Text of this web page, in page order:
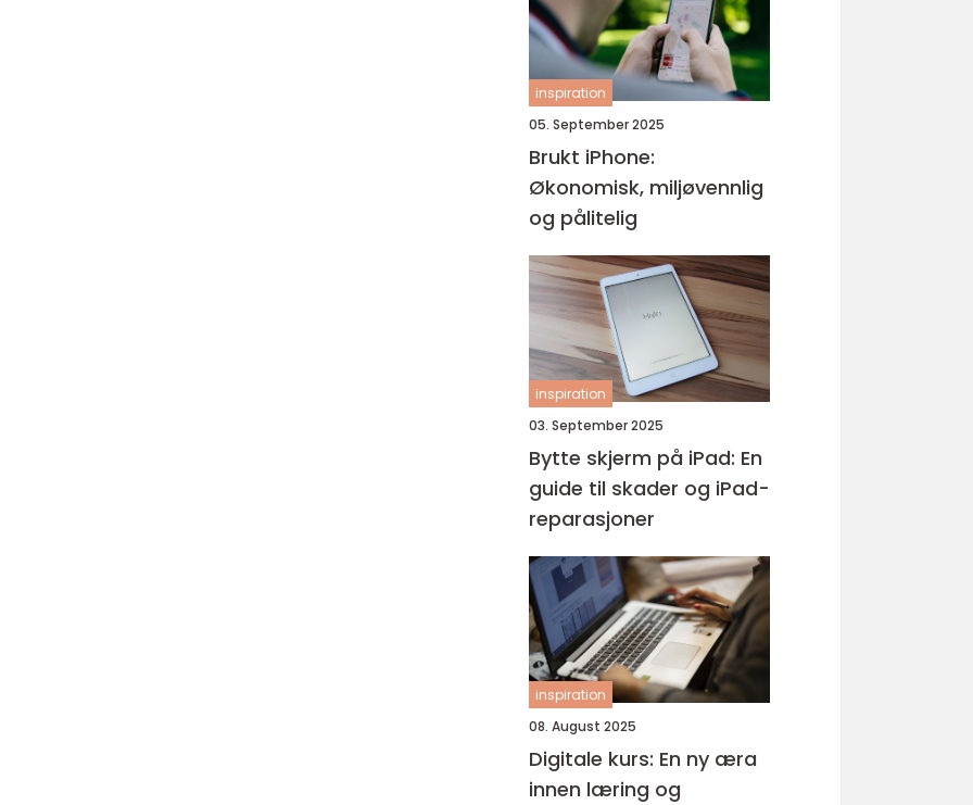
inspiration
05. September 2025
Brukt iPhone:
Økonomisk, miljøvennlig
og pålitelig
inspiration
03. September 2025
Bytte skjerm på iPad: En
guide til skader og iPad-
reparasjoner
inspiration
08. August 2025
Digitale kurs: En ny æra
innen læring og